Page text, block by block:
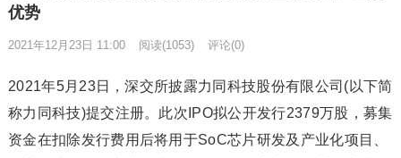
优势
2021年12月23日 11:00 阅读(1053) 评论(0)
2021年5月23日，深交所披露力同科技股份有限公司(以下简
称力同科技)提交注册。此次IPO拟公开发行2379万股，募集
资金在扣除发行费用后将用于SoC芯片研发及产业化项目、